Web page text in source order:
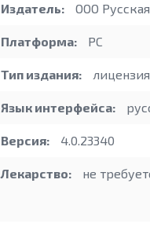
Издатель: ООО
Платформа: PC
Тип издания: лицензия
Язык интерфейса:
Версия: 4.0.23340
Лекарство: не